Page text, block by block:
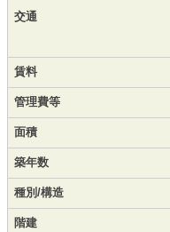
交通
賃料
管理費等
面積
築年数
種別/構造
階建